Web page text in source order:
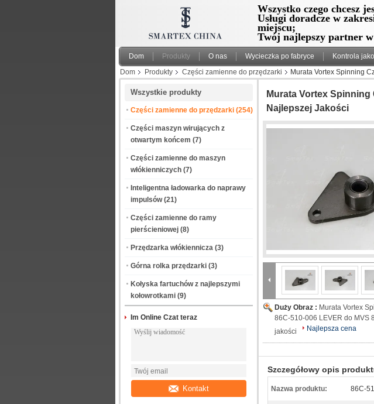
Wszystko czego chcesz
Usługi doradcze w
miejscu;
Twój najlepszy partner
Dom Produkty O nas Wycieczka po fabryce Kontrola
Dom
Produkty Części zamienne do przędzarki Murata Vortex Spinning
Wszystkie produkty
Części zamienne do przędzarki (254)
Części maszyn wirujących z
otwartym końcem (7)
Części zamienne do maszyn
włókienniczych (7)
Inteligentna ładowarka do naprawy
impulsów (21)
Części zamienne do ramy
pierścieniowej (8)
Przędzarka włókiennicza (3)
Górna rolka przędzarki (3)
Kołyska fartuchów z najlepszymi
kołowrotkami (9)
Im Online Czat teraz
Kontakt
Murata Vortex Spinning
Najlepszej Jakości
Duży Obraz : Murata Vortex
86C-510-006 LEVER do MVS
jakości
Najlepsza cena
Szczegółowy opis
Nazwa produktu: 86C-